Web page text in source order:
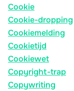
Cookie
Cookie-dropping
Cookiemelding
Cookietijd
Cookiewet
Copyright-trap
Copywriting